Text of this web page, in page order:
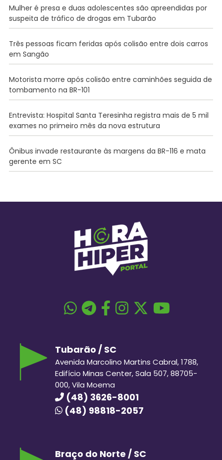
Mulher é presa e duas adolescentes são apreendidas por
suspeita de tráfico de drogas em Tubarão
Três pessoas ficam feridas após colisão entre dois carros
em Sangão
Motorista morre após colisão entre caminhões seguida de
tombamento na BR-101
Entrevista: Hospital Santa Teresinha registra mais de 5 mil
exames no primeiro mês da nova estrutura
Ônibus invade restaurante às margens da BR-116 e mata
gerente em SC
Tubarão / SC
Avenida Marcolino Martins Cabral, 1788,
Edifício Minas Center, Sala 507, 88705-
000, Vila Moema
(48) 3626-8001
(48) 98818-2057
Braço do Norte / SC